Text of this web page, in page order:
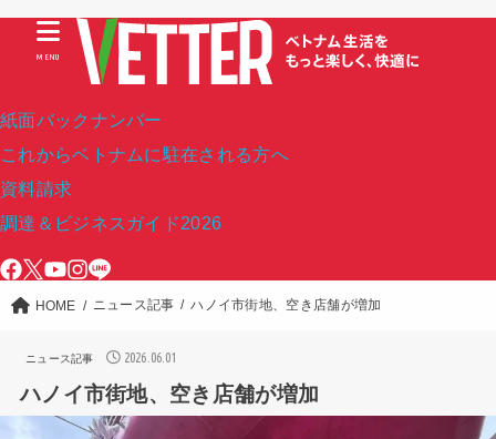
紙面バックナンバー
これからベトナムに駐在される方へ
資料請求
調達＆ビジネスガイド2026
MENU
HOME ニュース記事 ハノイ市街地、空き店舗が増加
ニュース記事 2026.06.01
ハノイ市街地、空き店舗が増加